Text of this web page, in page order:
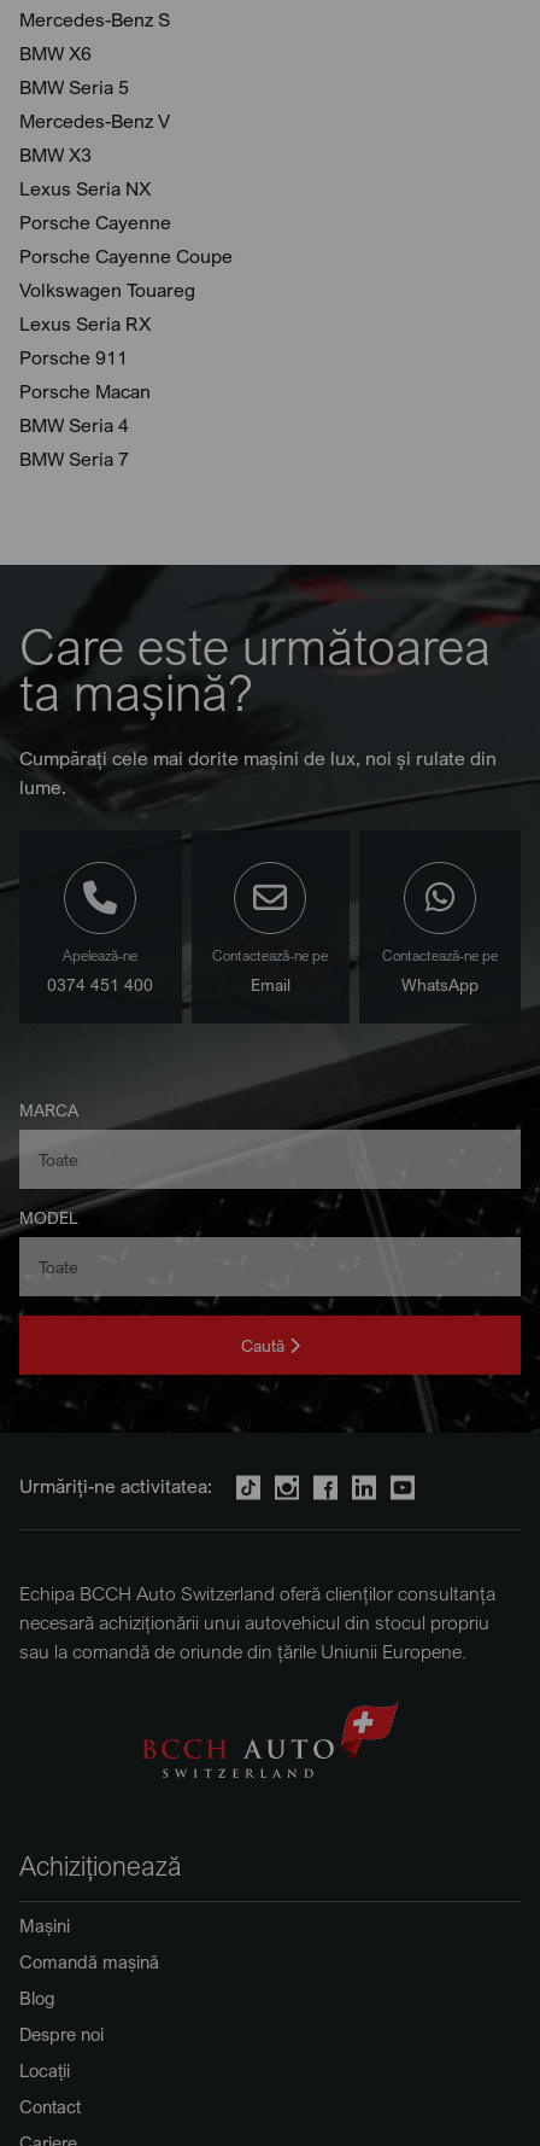
Mercedes-Benz S
BMW X6
BMW Seria 5
Mercedes-Benz V
BMW X3
Lexus Seria NX
Porsche Cayenne
Porsche Cayenne Coupe
Volkswagen Touareg
Lexus Seria RX
Porsche 911
Porsche Macan
BMW Seria 4
BMW Seria 7
Care este următoarea
ta mașină?
Cumpărați cele mai dorite mașini de lux, noi și rulate din
lume.
Apelează-ne
0374 451 400
Contactează-ne pe
Email
Contactează-ne pe
WhatsApp
MARCA
MODEL
Caută
Urmăriți-ne activitatea:
Echipa BCCH Auto Switzerland oferă clienților consultanța
necesară achiziționării unui autovehicul din stocul propriu
sau la comandă de oriunde din țările Uniunii Europene.
Achiziționează
Mașini
Comandă mașină
Blog
Despre noi
Locații
Contact